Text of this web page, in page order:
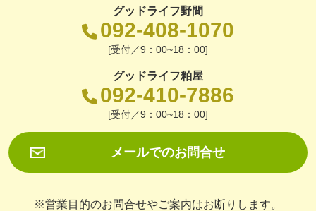
グッドライフ野間
092-408-1070
[受付／9：00~18：00]
グッドライフ粕屋
092-410-7886
[受付／9：00~18：00]
メールでのお問合せ
※営業目的のお問合せやご案内はお断りします。